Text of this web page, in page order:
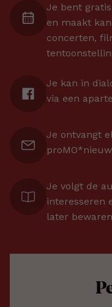
Je bent
en maakt
concerten,
Je kan in
via een
Je ontvangt
Je volgt de
interesseren
later